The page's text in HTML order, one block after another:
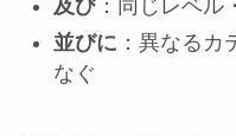
及び：同じレベル
並びに ：異なる
なぐ